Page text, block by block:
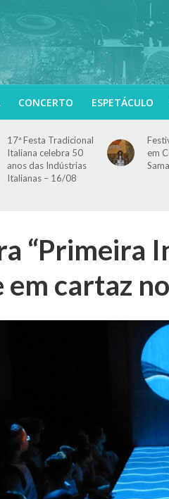
CONCERTO ESPETÁCULO
17ª Festa Tradicional
Italiana celebra 50
anos das Indústrias
Italianas – 16/08
em
“Primeira
em cartaz